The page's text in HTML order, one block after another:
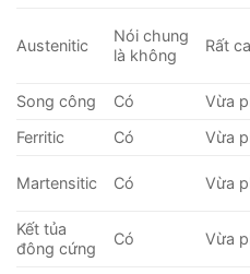
Austenitic
Nói chung
là không
Rất
Song công
Có Vừa
Ferritic
Có Vừa
Martensitic Có Vừa
Kết tủa
đông cứng
Có Vừa